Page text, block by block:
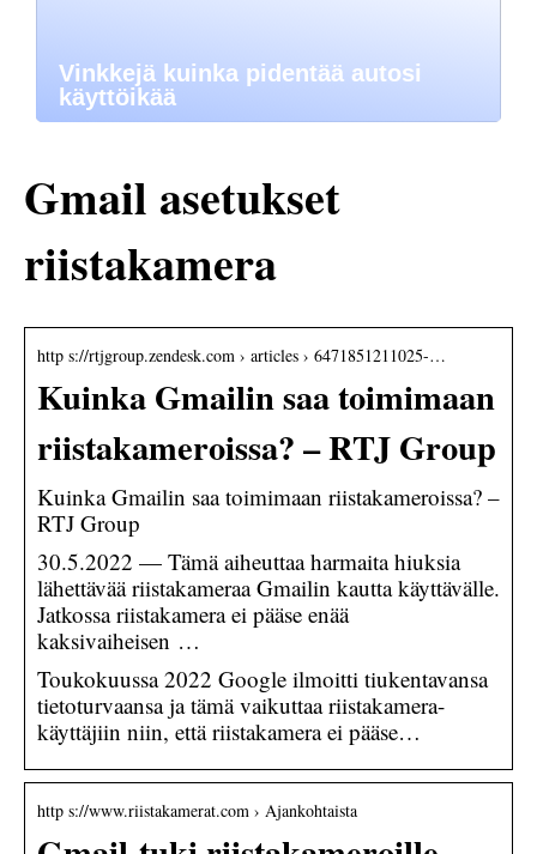
Vinkkejä kuinka pidentää autosi
käyttöikää
Gmail asetukset
riistakamera
http s://rtjgroup.zendesk.com › articles › 6471851211025-…
Kuinka Gmailin saa toimimaan
riistakameroissa? – RTJ Group
Kuinka Gmailin saa toimimaan riistakameroissa? –
RTJ Group
30.5.2022 — Tämä aiheuttaa harmaita hiuksia
lähettävää riistakameraa Gmailin kautta käyttävälle.
Jatkossa riistakamera ei pääse enää
kaksivaiheisen …
Toukokuussa 2022 Google ilmoitti tiukentavansa
tietoturvaansa ja tämä vaikuttaa riistakamera-
käyttäjiin niin, että riistakamera ei pääse…
http s://www.riistakamerat.com › Ajankohtaista